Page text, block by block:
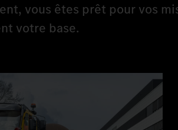
vous êtes prêt pour vos
votre base.